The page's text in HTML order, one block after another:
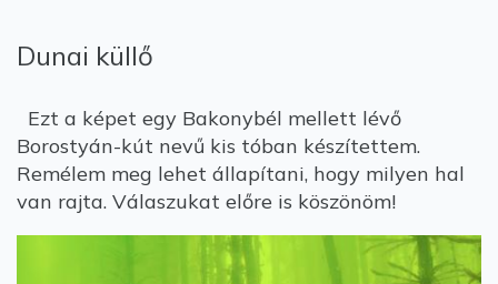
Dunai küllő
Ezt a képet egy Bakonybél mellett lévő
Borostyán-kút nevű kis tóban készítettem.
Remélem meg lehet állapítani, hogy milyen hal
van rajta. Válaszukat előre is köszönöm!